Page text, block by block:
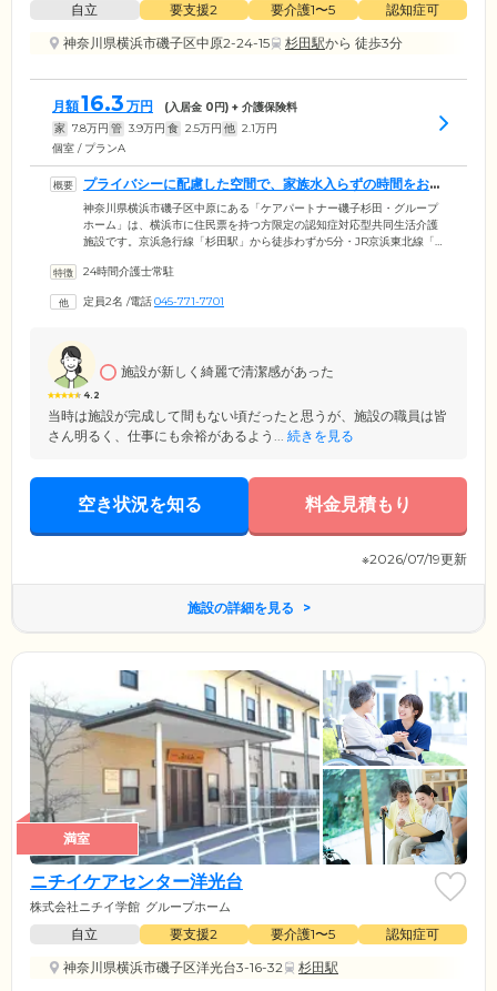
自立 要支援2 要介護1〜5
認知症可
神奈川県横浜市磯子区中原2-24-15
杉田駅から 徒歩3分
月額16.3 万円 (入居金 0円) + 介護保険料
家 7.8万円 管 3.9万円 食 2.5万円 他 2.1万円
個室 / プランA
プライバシーに配慮した空間で、家族水入らずの時間をお過
ごしいただけます
神奈川県横浜市磯子区中原にある「ケアパートナー磯子杉田・グループ
ホーム」は、横浜市に住民票を持つ方限定の認知症対応型共同生活介護
施設です。京浜急行線「杉田駅」から徒歩わずか5分・JR京浜東北線「新
様から喜ばれているポイントのひとつ。多くのご入居者様がご家族様と
い。またご入居者様のお部屋は全室個室でご用意しているため、ご来訪
24時間介護士常駐
定員2名 /電話045-771-7701
4.2
施設が新しく綺麗で清潔感があった
当時は施設が完成して間もない頃だったと思うが、施設の職員は皆
さん明るく、仕事にも余裕があるよう... 続きを見る
空き状況を知る 料金見積もり
※2026/07/19更新
施設の詳細を見る
満室
ニチイケアセンター洋光台
株式会社ニチイ学館 グループホーム
自立 要支援2 要介護1〜5
認知症可
神奈川県横浜市磯子区洋光台3-16-32
杉田駅